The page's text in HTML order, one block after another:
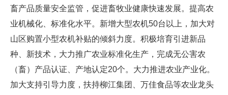
畜产品质量安全监管，促进畜牧业健康快速发展。提高农
业机械化、标准化水平。新增大型农机50台以上，加大对
山区购置小型农机补贴的倾斜力度。积极培育引进新品
种、新技术，大力推广农业标准化生产，完成无公害农
（畜）产品认证、产地认定20个。大力推进农业产业化。
加大支持引导力度，扶持柳江集团、万佳食品等农业龙头